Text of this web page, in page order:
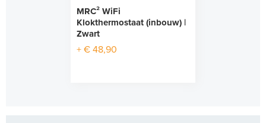
MRC² WiFi
Klokthermostaat (inbouw) |
Zwart
+ € 48,90